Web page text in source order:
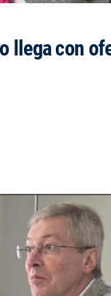
llega con